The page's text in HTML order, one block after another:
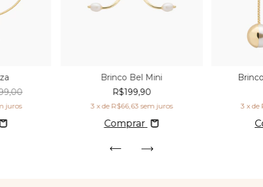
juros
Brinco Bel Mini
R$199,90
3 x de R$66,63 sem juros
Comprar
3 x de